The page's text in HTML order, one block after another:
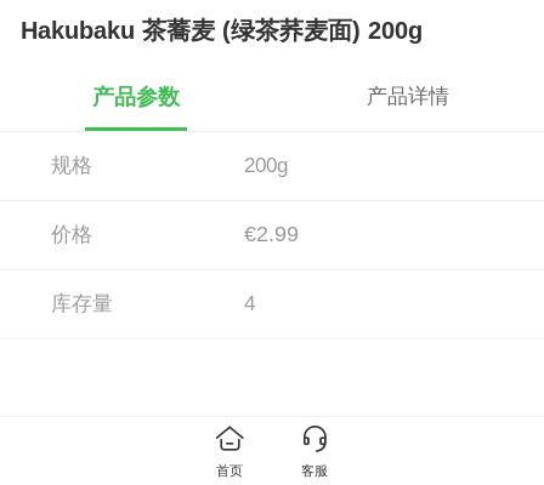
Hakubaku 茶蕎麦 (绿茶荞麦面) 200g
产品参数 产品详情
规格 200g
价格 €2.99
库存量 4
首页 客服